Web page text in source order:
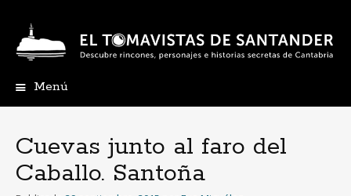
Menú
Cuevas junto al faro del
Caballo. Santoña